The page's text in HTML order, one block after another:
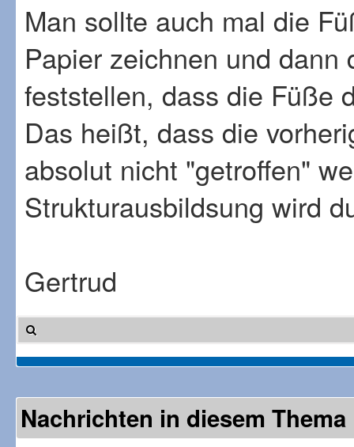
Man sollte auch mal die
Papier zeichnen und
feststellen, dass die Füße
Das heißt, dass die
absolut nicht "getroffen"
Strukturausbildsung wird
Gertrud
Nachrichten in diesem Thema